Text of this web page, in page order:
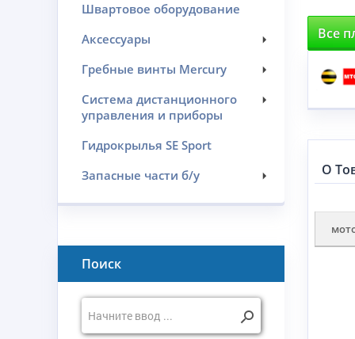
Швартовое оборудование
Аксессуары
Гребные винты Mercury
Система дистанционного
управления и приборы
Гидрокрылья SE Sport
Запасные части б/у
Поиск
Все
О